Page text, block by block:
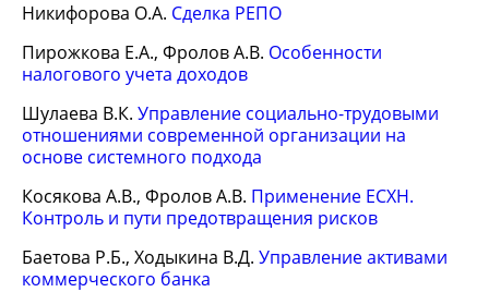
Никифорова О.А. Сделка РЕПО
Пирожкова Е.А., Фролов А.В. Особенности
налогового учета доходов
Шулаева В.К. Управление социально-трудовыми
отношениями современной организации на
основе системного подхода
Косякова А.В., Фролов А.В. Применение ЕСХН.
Контроль и пути предотвращения рисков
Баетова Р.Б., Ходыкина В.Д. Управление активами
коммерческого банка